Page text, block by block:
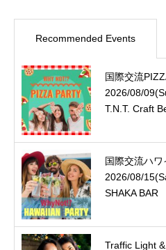
Recommended Events
国際交流
2026/08/
T.N.T. Craft
国際交流ハ
2026/08/
SHAKA BAR
Traffic Light